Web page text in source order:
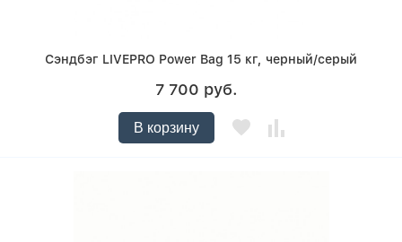
Сэндбэг LIVEPRO Power Bag 15 кг, черный/серый
7 700 руб.
В корзину